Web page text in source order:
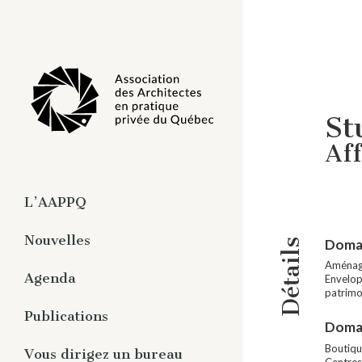
L’AAPPQ
À propos
Travaux
l’architecture
Nouvelles
Agenda
Publications
Magazine numérique -
Vous dirigez un bureau
Détails